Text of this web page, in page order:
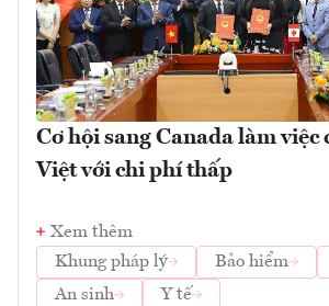
Cơ hội sang Canada làm việc
Việt với chi phí thấp
Xem thêm
Khung pháp lý
Bảo hiểm
An sinh
Y tế